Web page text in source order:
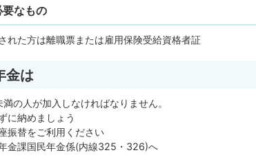
なもの
れた方は離職票または雇用保険受給資格者証
金は
の人が加入しなければなりません。
に納めましょう
振替をご利用ください
金課国民年金係(内線325・326)へ